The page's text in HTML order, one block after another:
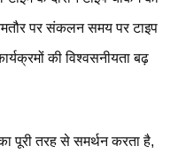
पर संकलन समय पर टाइप
की विश्वसनीयता बढ़
पूरी तरह से समर्थन करता है,